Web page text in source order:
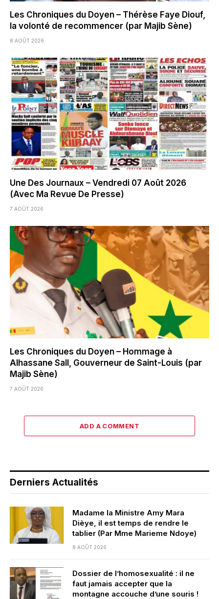
Les Chroniques du Doyen – Thérèse Faye Diouf,
la volonté de recommencer (par Majib Sène)
8 AOÛT 2026
Une Des Journaux – Vendredi 07 Août 2026
(Avec Ma Revue De Presse)
7 AOÛT 2026
Les Chroniques du Doyen – Hommage à
Alhassane Sall, Gouverneur de Saint-Louis (par
Majib Sène)
7 AOÛT 2026
ADD A COMMENT
Derniers Actualités
Madame la Ministre Amy Mara
Dièye, il est temps de rendre le
tablier (Par Mme Marieme Ndoye)
8 AOÛT 2026
Dossier de l’homosexualité : il ne
faut jamais accepter que la
montagne accouche d’une souris !